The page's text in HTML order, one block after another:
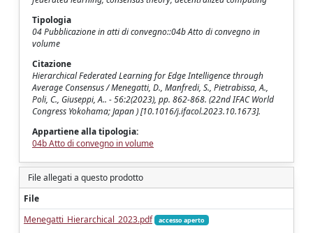
Tipologia
04 Pubblicazione in atti di convegno::04b Atto di convegno in
volume
Citazione
Hierarchical Federated Learning for Edge Intelligence through
Average Consensus / Menegatti, D., Manfredi, S., Pietrabissa, A.,
Poli, C., Giuseppi, A.. - 56:2(2023), pp. 862-868. (22nd IFAC World
Congress Yokohama; Japan ) [10.1016/j.ifacol.2023.10.1673].
Appartiene alla tipologia:
04b Atto di convegno in volume
File allegati a questo prodotto
File
Menegatti_Hierarchical_2023.pdf
accesso aperto